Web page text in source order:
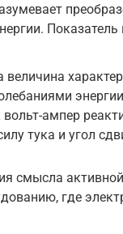
ампер
тука и угол
смысла
где